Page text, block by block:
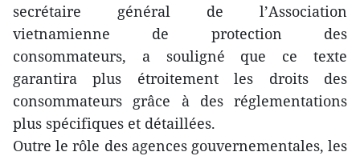
secrétaire général de l’Association
vietnamienne de protection des
consommateurs, a souligné que ce texte
garantira plus étroitement les droits des
consommateurs grâce à des réglementations
plus spécifiques et détaillées.
Outre le rôle des agences gouvernementales, les